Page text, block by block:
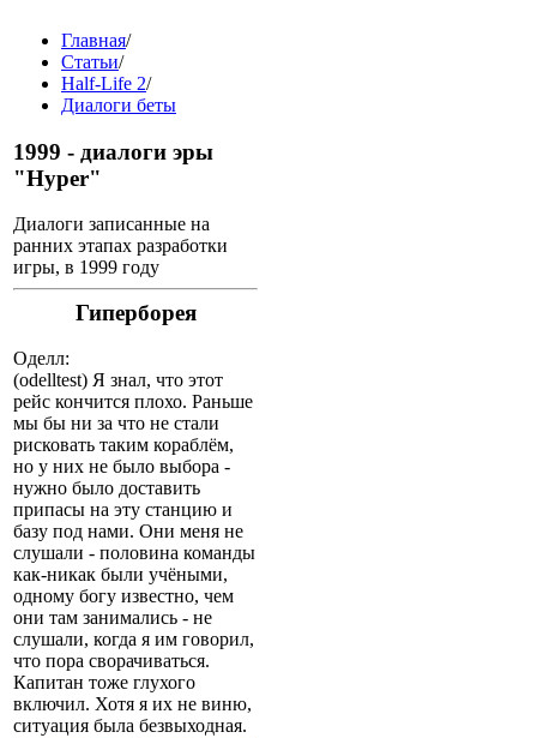
Главная/
Статьи/
Half-Life 2/
Диалоги беты
1999 - диалоги эры
"Hyper"
Диалоги записанные на
ранних этапах разработки
игры, в 1999 году
Гиперборея
Оделл:
(odelltest) Я знал, что этот
рейс кончится плохо. Раньше
мы бы ни за что не стали
рисковать таким кораблём,
но у них не было выбора -
нужно было доставить
припасы на эту станцию и
базу под нами. Они меня не
слушали - половина команды
как-никак были учёными,
одному богу известно, чем
они там занимались - не
слушали, когда я им говорил,
что пора сворачиваться.
Капитан тоже глухого
включил. Хотя я их не виню,
ситуация была безвыходная.